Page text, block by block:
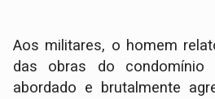
​Aos militares, o homem
das obras do condomínio
abordado e brutalmente